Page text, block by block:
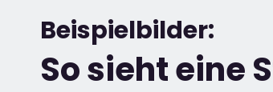
Beispielbilder:
So sieht eine